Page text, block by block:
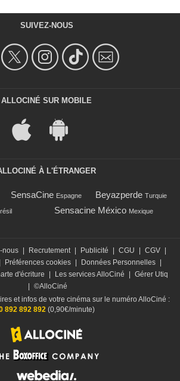
SUIVEZ-NOUS
ALLOCINÉ SUR MOBILE
À L'ÉTRANGER
SensaCine Espagne Beyazperde Turquie
Sensacine México Mexique
nous Recrutement Publicité CGU CGV
Préférences cookies Données Personnelles
d'écriture Les services AlloCiné
Gérer Utiq
©AlloCiné
et infos de votre cinéma sur le numéro AlloCiné :
892 892 892(0,90€/minute)